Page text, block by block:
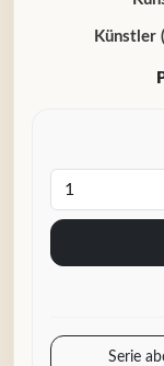
Künstler
Serie